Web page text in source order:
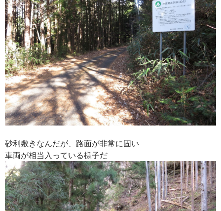
砂利敷きなんだが、路面が非常に固い
車両が相当入っている様子だ